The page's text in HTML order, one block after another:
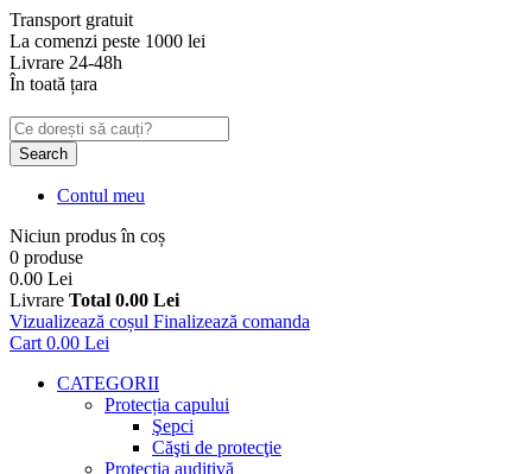
Transport gratuit
La comenzi peste 1000 lei
Livrare 24-48h
În toată țara
Search
Contul meu
Niciun produs în coș
0 produse
0.00 Lei
Livrare Total 0.00 Lei
Vizualizează coșul Finalizează comanda
Cart 0.00 Lei
CATEGORII
Protecția capului
Şepci
Căşti de protecţie
Protecția auditivă